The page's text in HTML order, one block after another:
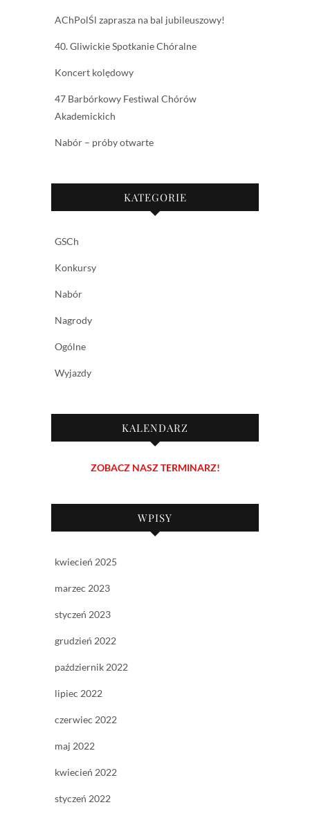
AChPolŚl zaprasza na bal jubileuszowy!
40. Gliwickie Spotkanie Chóralne
Koncert kolędowy
47 Barbórkowy Festiwal Chórów
Akademickich
Nabór – próby otwarte
KATEGORIE
GSCh
Konkursy
Nabór
Nagrody
Ogólne
Wyjazdy
KALENDARZ
ZOBACZ NASZ TERMINARZ!
WPISY
kwiecień 2025
marzec 2023
styczeń 2023
grudzień 2022
październik 2022
lipiec 2022
czerwiec 2022
maj 2022
kwiecień 2022
styczeń 2022